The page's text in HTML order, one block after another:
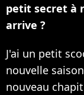
petit secret à
arrive ?
J'ai un petit
nouvelle
nouveau